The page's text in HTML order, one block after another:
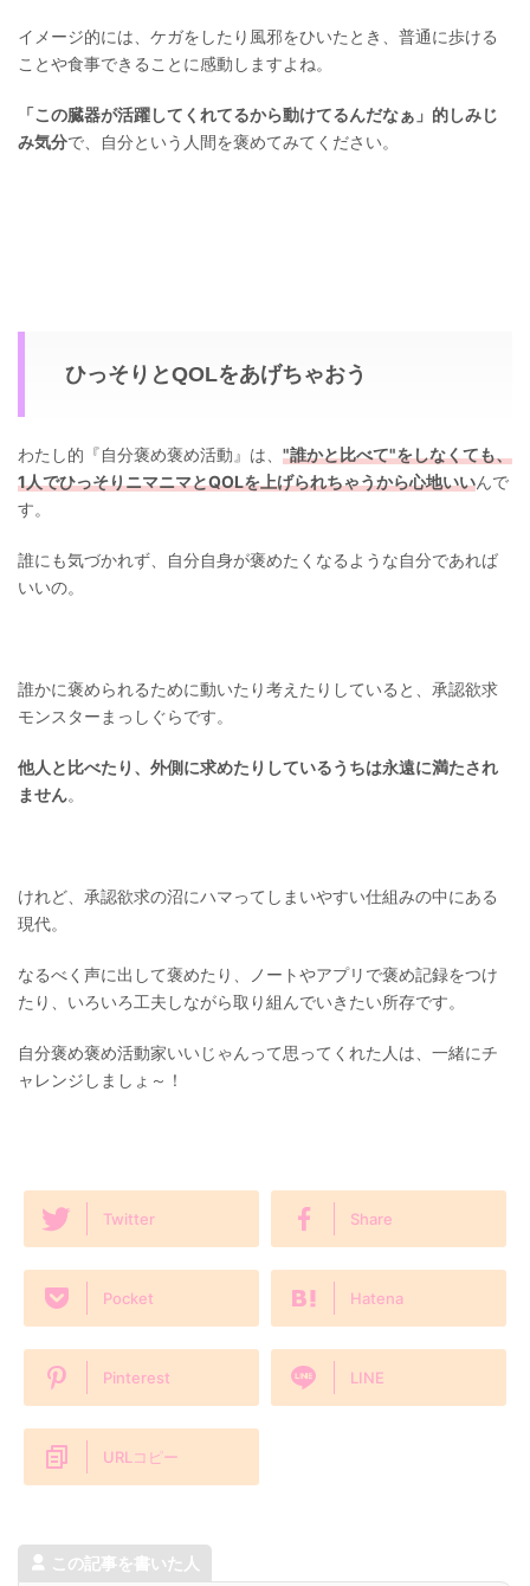
イメージ的には、ケガをしたり風邪をひいたとき、普通に歩ける
ことや食事できることに感動しますよね。
「この臓器が活躍してくれてるから動けてるんだなぁ」的しみじ
み気分で、自分という人間を褒めてみてください。
ひっそりとQOLをあげちゃおう
わたし的『自分褒め褒め活動』は、 "誰かと比べて"をしなくても、
1人でひっそりニマニマとQOLを上げられちゃうから心地いいんで
す。
誰にも気づかれず、自分自身が褒めたくなるような自分であれば
いいの。
誰かに褒められるために動いたり考えたりしていると、承認欲求
モンスターまっしぐらです。
他人と比べたり、外側に求めたりしているうちは永遠に満たされ
ません。
けれど、承認欲求の沼にハマってしまいやすい仕組みの中にある
現代。
なるべく声に出して褒めたり、ノートやアプリで褒め記録をつけ
たり、いろいろ工夫しながら取り組んでいきたい所存です。
自分褒め褒め活動家いいじゃんって思ってくれた人は、一緒にチ
ャレンジしましょ～！
Twitter Share
Pocket Hatena
Pinterest LINE
URLコピー
この記事を書いた人